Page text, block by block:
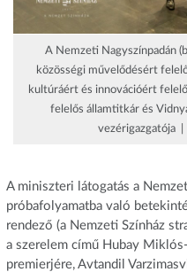
A Nemzeti Nagyszínpadán
közösségi művelődésért
kultúráért és innovációért
felelős államtitkár és
vezérigazgatója |
A miniszteri látogatás a
próbafolyamatba való
rendező (a Nemzeti Színház
a szerelem című Hubay
premierjére, Avtandil